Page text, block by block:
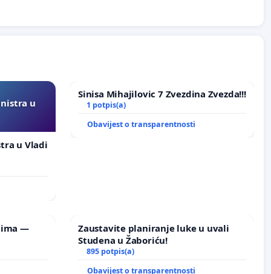
u
u Vladi
Sinisa Mihajilovic 7 Zvezdina Zvezda!!!
1 potpis(a)
Obavijest o transparentnosti
—
Zaustavite planiranje luke u uvali
Studena u Žaboriću!
895 potpis(a)
Obavijest o transparentnosti